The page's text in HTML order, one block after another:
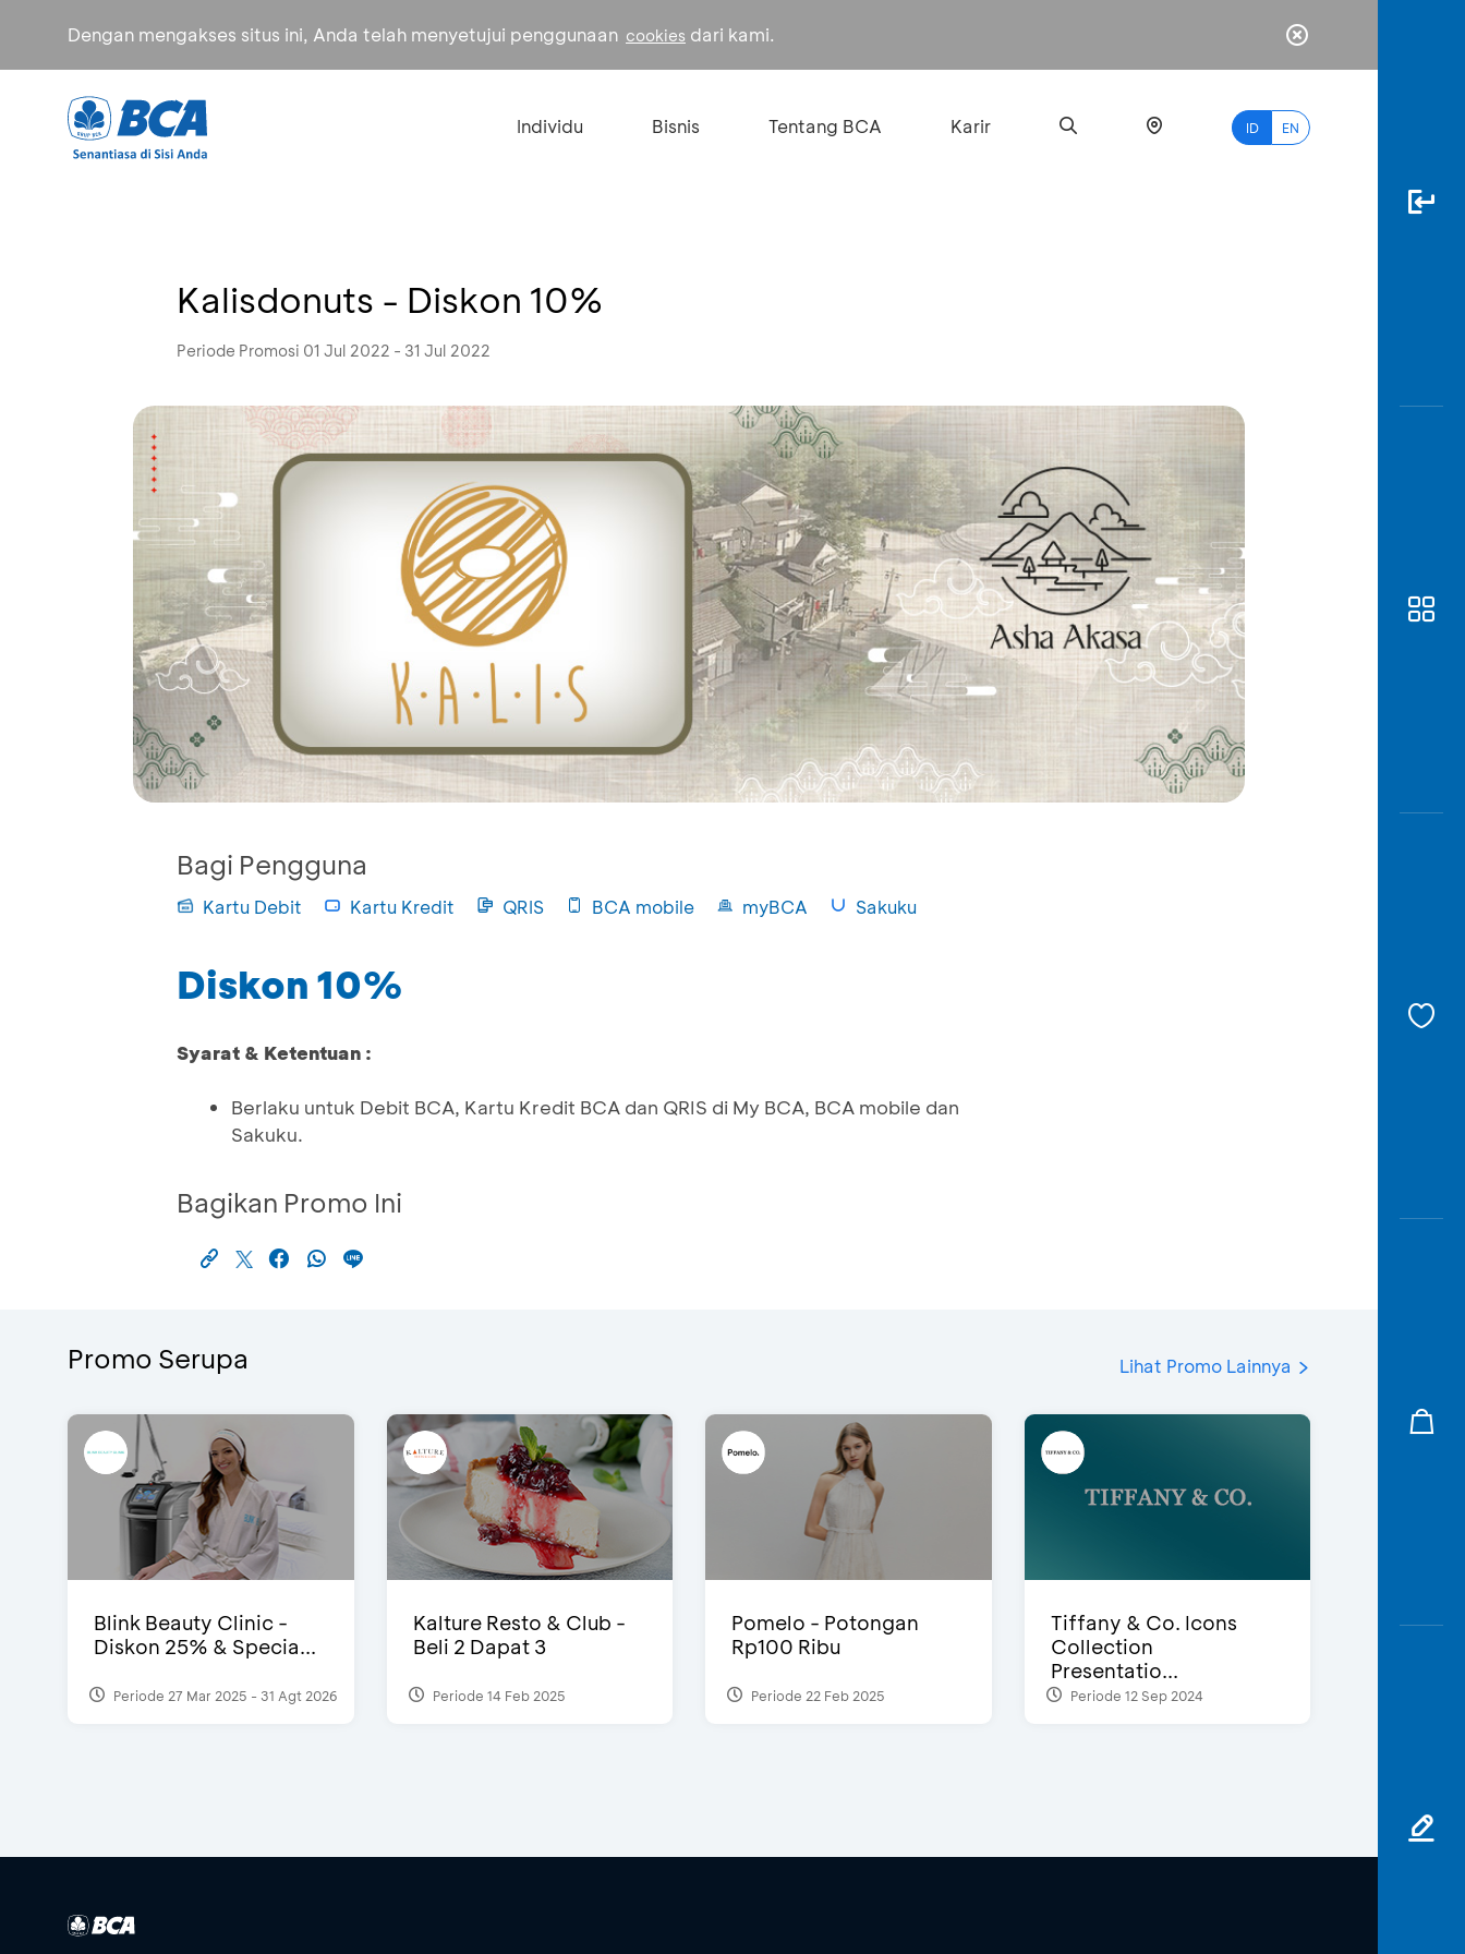
Dengan mengakses situs ini, Anda telah menyetujui penggunaan cookies dari kami.
Individu Bisnis Tentang BCA Karir ID EN
myBCA
Kalisdonuts - Diskon 10%
Periode Promosi 01 Jul 2022 - 31 Jul 2022
Bagi Pengguna
Kartu Debit Kartu Kredit QRIS BCA mobile myBCA Sakuku
Diskon 10%
Syarat & Ketentuan :
Berlaku untuk Debit BCA, Kartu Kredit BCA dan QRIS di My BCA, BCA mobile dan
Sakuku.
Bagikan Promo Ini
Promo Serupa Lihat Promo Lainnya
Blink Beauty Clinic -
Diskon 25% & Specia...
Periode 27 Mar 2025 - 31 Agt 2026
Kalture Resto & Club -
Beli 2 Dapat 3
Periode 14 Feb 2025
Pomelo - Potongan
Rp100 Ribu
Periode 22 Feb 2025
Tiffany & Co. Icons
Collection
Presentatio...
Periode 12 Sep 2024